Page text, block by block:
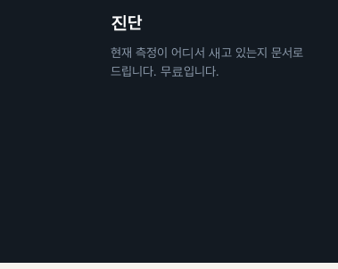
진단
현재 측정이 어디서 새고 있는지 문서로
드립니다. 무료입니다.